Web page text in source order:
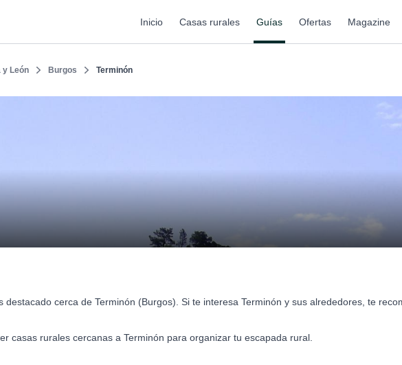
Inicio Casas rurales Guías Ofertas Magazine
y León Burgos Terminón
destacado cerca de Terminón (Burgos). Si te interesa Terminón y sus alrededores, te
casas rurales cercanas a Terminón para organizar tu escapada rural.